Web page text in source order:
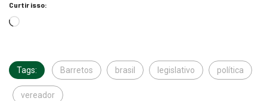
Curtir isso:
Tags: Barretos brasil legislativo política
vereador